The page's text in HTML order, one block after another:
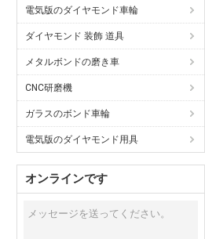
電気版のダイヤモンド車輪
ダイヤモンド 装飾 道具
メタルボンドの磨き車
CNC研磨機
ガラスのボンド車輪
電気版のダイヤモンド用具
オンラインです